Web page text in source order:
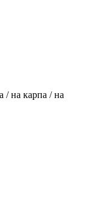
/ на карпа / на